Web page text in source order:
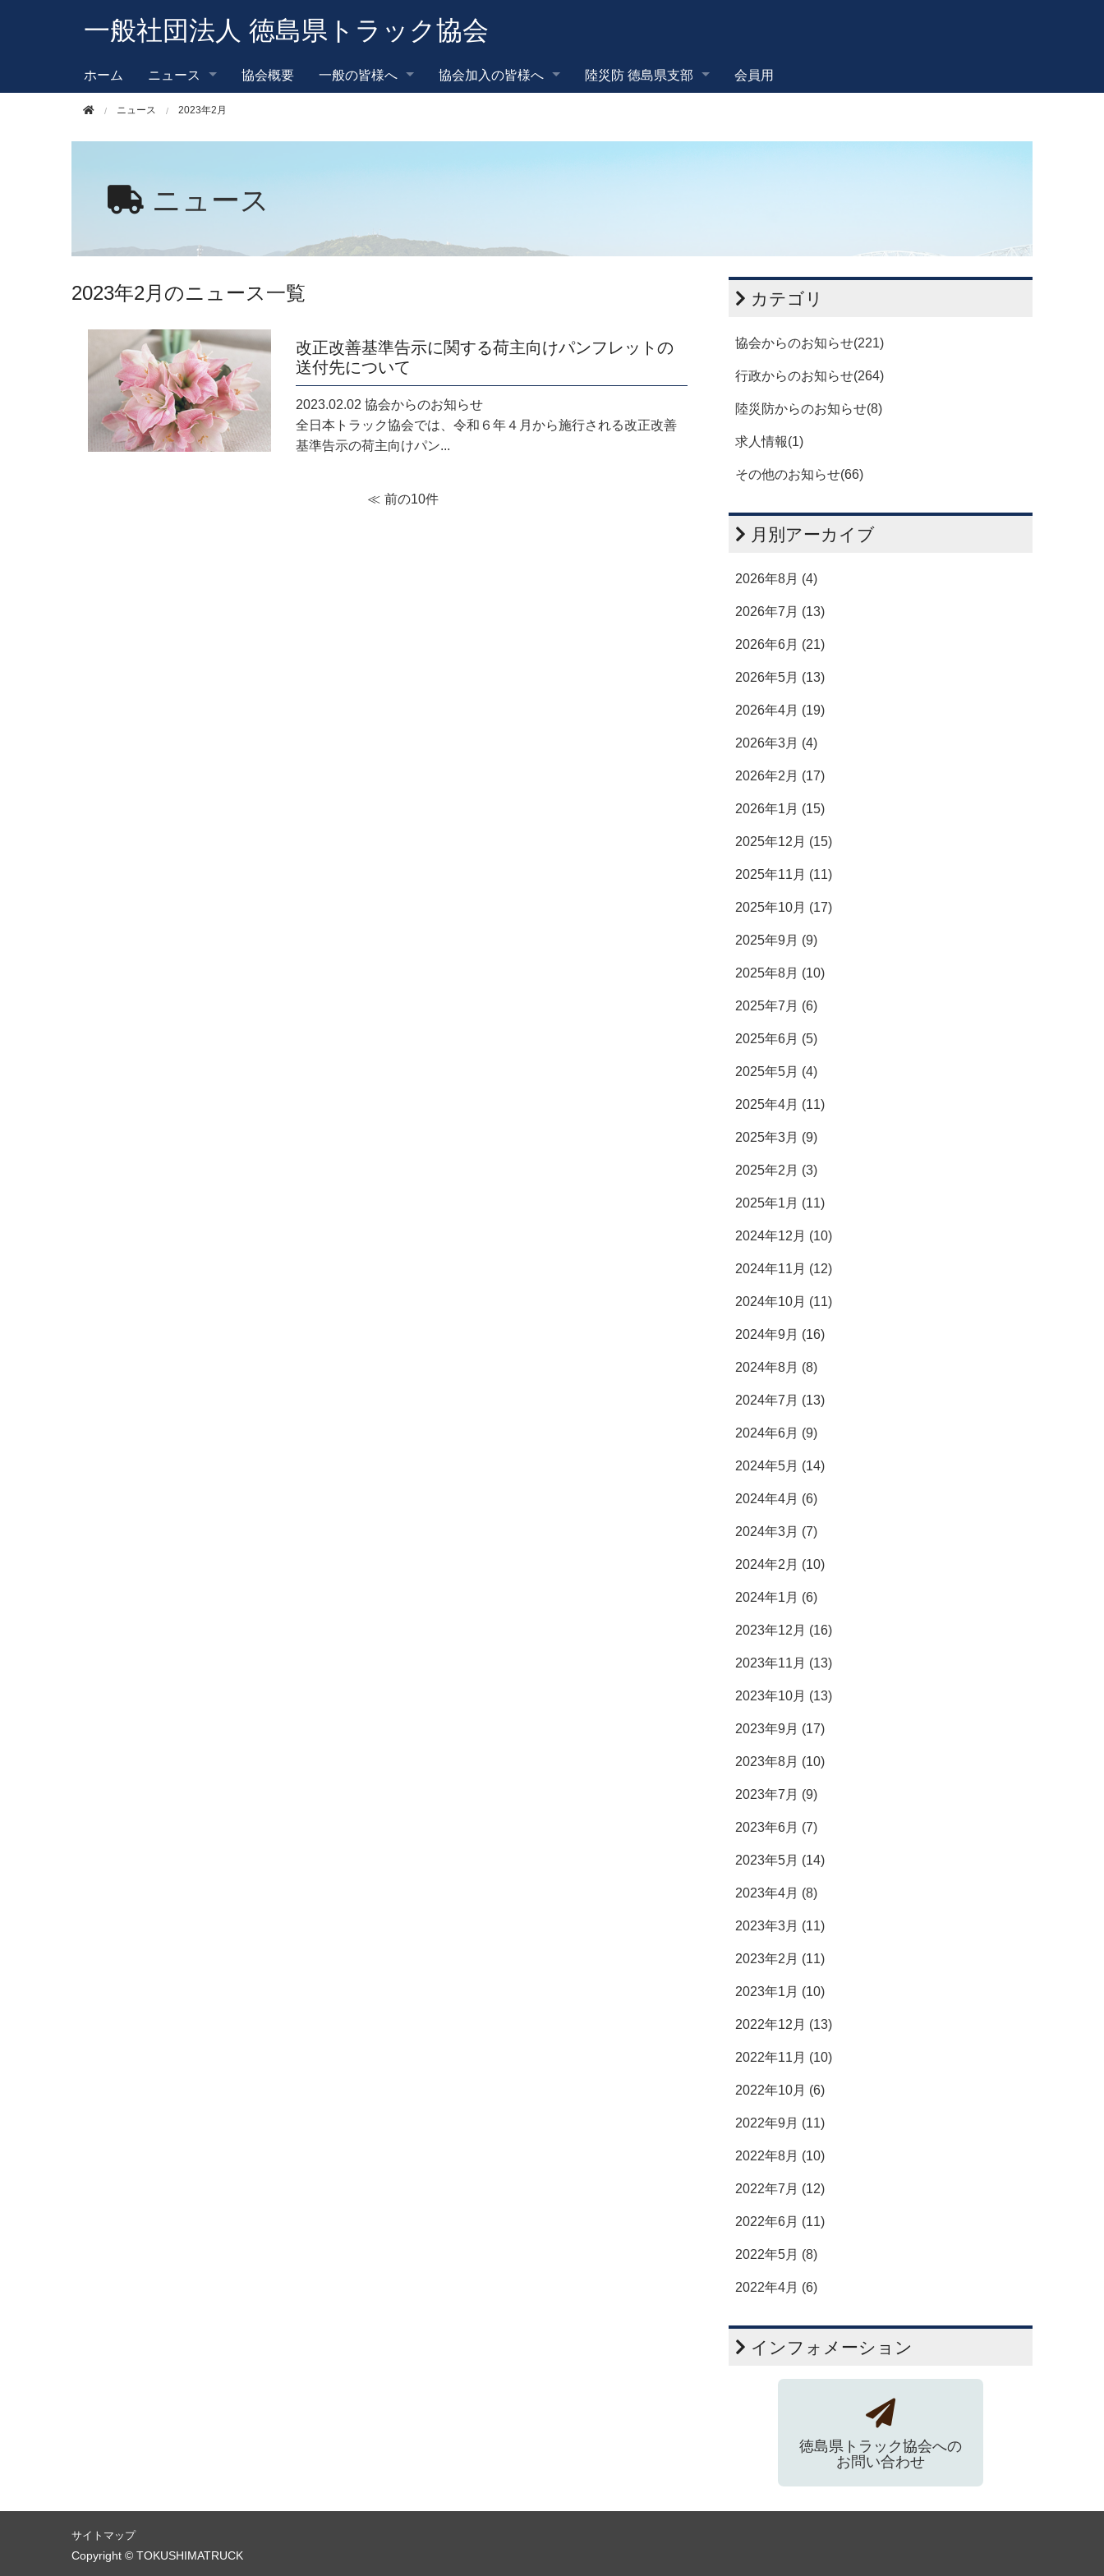
一般社団法人 徳島県トラック協会
ホーム ニュース 協会概要 一般の皆様へ 協会加入の皆様へ 陸災防 徳島県支部 会員用
ニュース 2023年2月
ニュース
2023年2月のニュース一覧
改正改善基準告示に関する荷主向けパンフレットの
送付先について
2023.02.02 協会からのお知らせ
全日本トラック協会では、令和６年４月から施行される改正改善
基準告示の荷主向けパン...
前の10件
カテゴリ
協会からのお知らせ(221)
行政からのお知らせ(264)
陸災防からのお知らせ(8)
求人情報(1)
その他のお知らせ(66)
月別アーカイブ
2026年8月 (4)
2026年7月 (13)
2026年6月 (21)
2026年5月 (13)
2026年4月 (19)
2026年3月 (4)
2026年2月 (17)
2026年1月 (15)
2025年12月 (15)
2025年11月 (11)
2025年10月 (17)
2025年9月 (9)
2025年8月 (10)
2025年7月 (6)
2025年6月 (5)
2025年5月 (4)
2025年4月 (11)
2025年3月 (9)
2025年2月 (3)
2025年1月 (11)
2024年12月 (10)
2024年11月 (12)
2024年10月 (11)
2024年9月 (16)
2024年8月 (8)
2024年7月 (13)
2024年6月 (9)
2024年5月 (14)
2024年4月 (6)
2024年3月 (7)
2024年2月 (10)
2024年1月 (6)
2023年12月 (16)
2023年11月 (13)
2023年10月 (13)
2023年9月 (17)
2023年8月 (10)
2023年7月 (9)
2023年6月 (7)
2023年5月 (14)
2023年4月 (8)
2023年3月 (11)
2023年2月 (11)
2023年1月 (10)
2022年12月 (13)
2022年11月 (10)
2022年10月 (6)
2022年9月 (11)
2022年8月 (10)
2022年7月 (12)
2022年6月 (11)
2022年5月 (8)
2022年4月 (6)
インフォメーション
徳島県トラック協会への
お問い合わせ
サイトマップ
Copyright © TOKUSHIMATRUCK